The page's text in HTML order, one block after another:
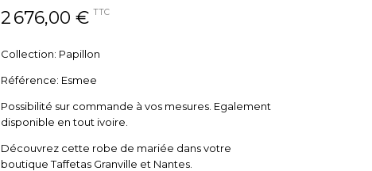
2 676,00 € TTC
Collection: Papillon
Référence: Esmee
Possibilité sur commande à vos mesures. Egalement
disponible en tout ivoire.
Découvrez cette robe de mariée dans votre
boutique Taffetas Granville et Nantes.